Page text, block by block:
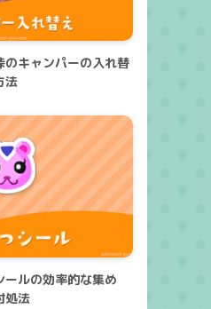
のキャンパーの入れ替
法
ールの効率的な集め
処法